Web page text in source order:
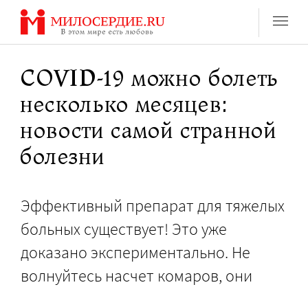
Перейти
содержанию
COVID-19 можно болеть
несколько месяцев:
новости самой странной
болезни
Эффективный препарат для тяжелых
больных существует! Это уже
доказано экспериментально. Не
волнуйтесь насчет комаров, они